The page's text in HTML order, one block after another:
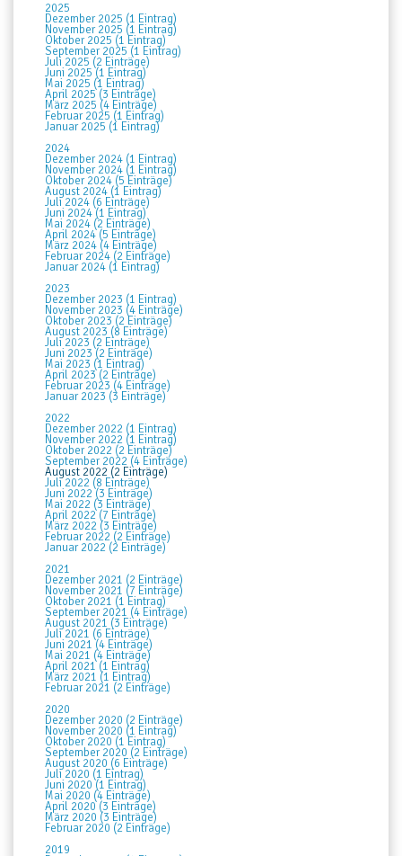
2025
Dezember 2025 (1 Eintrag)
November 2025 (1 Eintrag)
Oktober 2025 (1 Eintrag)
September 2025 (1 Eintrag)
Juli 2025 (2 Einträge)
Juni 2025 (1 Eintrag)
Mai 2025 (1 Eintrag)
April 2025 (3 Einträge)
März 2025 (4 Einträge)
Februar 2025 (1 Eintrag)
Januar 2025 (1 Eintrag)
2024
Dezember 2024 (1 Eintrag)
November 2024 (1 Eintrag)
Oktober 2024 (5 Einträge)
August 2024 (1 Eintrag)
Juli 2024 (6 Einträge)
Juni 2024 (1 Eintrag)
Mai 2024 (2 Einträge)
April 2024 (5 Einträge)
März 2024 (4 Einträge)
Februar 2024 (2 Einträge)
Januar 2024 (1 Eintrag)
2023
Dezember 2023 (1 Eintrag)
November 2023 (4 Einträge)
Oktober 2023 (2 Einträge)
August 2023 (8 Einträge)
Juli 2023 (2 Einträge)
Juni 2023 (2 Einträge)
Mai 2023 (1 Eintrag)
April 2023 (2 Einträge)
Februar 2023 (4 Einträge)
Januar 2023 (3 Einträge)
2022
Dezember 2022 (1 Eintrag)
November 2022 (1 Eintrag)
Oktober 2022 (2 Einträge)
September 2022 (4 Einträge)
August 2022 (2 Einträge)
Juli 2022 (8 Einträge)
Juni 2022 (3 Einträge)
Mai 2022 (3 Einträge)
April 2022 (7 Einträge)
März 2022 (3 Einträge)
Februar 2022 (2 Einträge)
Januar 2022 (2 Einträge)
2021
Dezember 2021 (2 Einträge)
November 2021 (7 Einträge)
Oktober 2021 (1 Eintrag)
September 2021 (4 Einträge)
August 2021 (3 Einträge)
Juli 2021 (6 Einträge)
Juni 2021 (4 Einträge)
Mai 2021 (4 Einträge)
April 2021 (1 Eintrag)
März 2021 (1 Eintrag)
Februar 2021 (2 Einträge)
2020
Dezember 2020 (2 Einträge)
November 2020 (1 Eintrag)
Oktober 2020 (1 Eintrag)
September 2020 (2 Einträge)
August 2020 (6 Einträge)
Juli 2020 (1 Eintrag)
Juni 2020 (1 Eintrag)
Mai 2020 (4 Einträge)
April 2020 (3 Einträge)
März 2020 (3 Einträge)
Februar 2020 (2 Einträge)
2019